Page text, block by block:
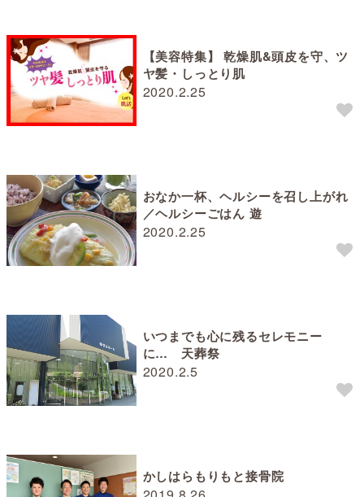
2020.2.25
【美容特集】 乾燥肌&頭皮を守、ツ
ヤ髪・しっとり肌
2020.2.25
おなか一杯、ヘルシーを召し上がれ
／ヘルシーごはん 遊
2020.2.5
いつまでも心に残るセレモニー
に… 天葬祭
かしはらもりもと接骨院